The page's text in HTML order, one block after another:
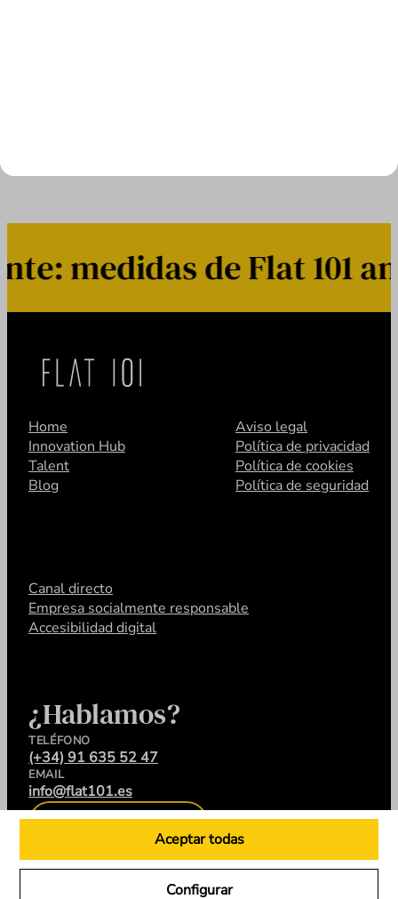
Configurar
Aceptar todas
medidas de Flat 101
Home
Innovation Hub
Talent
Blog
Aviso legal
Política de privacidad
Política de cookies
Política de seguridad
Canal directo
Empresa socialmente responsable
Accesibilidad digital
¿Hablamos?
TELÉFONO
(+34) 91 635 52 47
EMAIL
info@flat101.es
CONTACTA